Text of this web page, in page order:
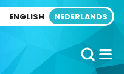
ENGLISH NEDERLANDS